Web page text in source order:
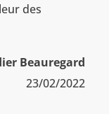
des
Beauregard
23/02/2022